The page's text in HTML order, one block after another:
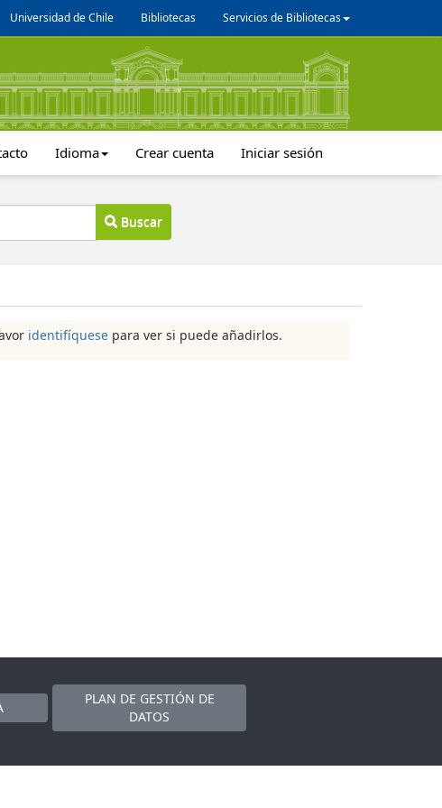
Universidad de Chile Bibliotecas Servicios de Bibliotecas
Idioma Crear cuenta Iniciar sesión
Buscar
identifíquese para ver si puede añadirlos.
PLAN DE GESTIÓN DE
DATOS